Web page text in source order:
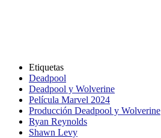
Etiquetas
Deadpool
Deadpool y Wolverine
Película Marvel 2024
Producción Deadpool y Wolverine
Ryan Reynolds
Shawn Levy